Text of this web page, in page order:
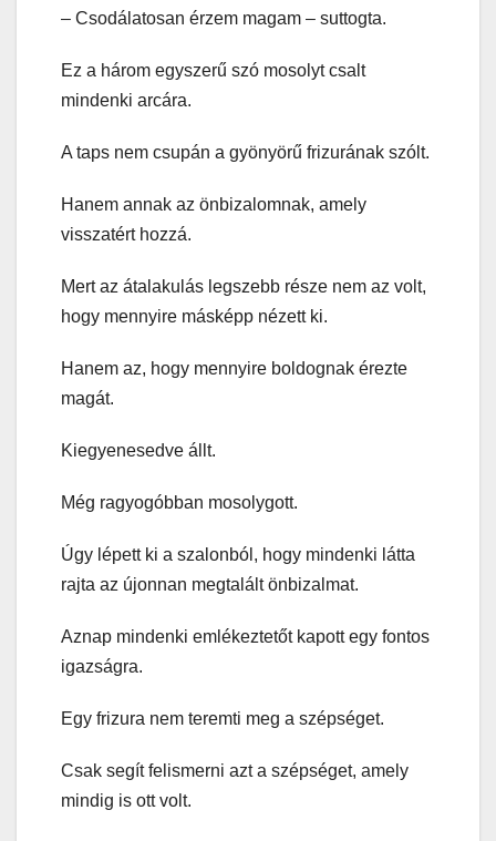
– Csodálatosan érzem magam – suttogta.
Ez a három egyszerű szó mosolyt csalt
mindenki arcára.
A taps nem csupán a gyönyörű frizurának szólt.
Hanem annak az önbizalomnak, amely
visszatért hozzá.
Mert az átalakulás legszebb része nem az volt,
hogy mennyire másképp nézett ki.
Hanem az, hogy mennyire boldognak érezte
magát.
Kiegyenesedve állt.
Még ragyogóbban mosolygott.
Úgy lépett ki a szalonból, hogy mindenki látta
rajta az újonnan megtalált önbizalmat.
Aznap mindenki emlékeztetőt kapott egy fontos
igazságra.
Egy frizura nem teremti meg a szépséget.
Csak segít felismerni azt a szépséget, amely
mindig is ott volt.